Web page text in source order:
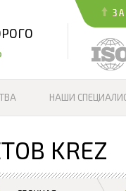
НАШИ
KREZ